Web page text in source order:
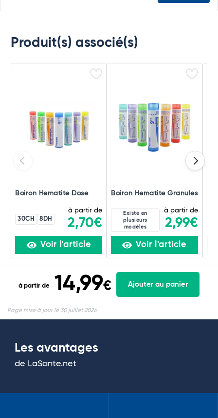
Produit(s) associé(s)
Boiron Hematite Dose
30CH 8DH
à partir de
2,70€
Voir l'article
Boiron Hematite Granules
Existe en
plusieurs
modèles
à partir de
2,99€
Voir l'article
à partir de 14,99€ Ajouter au panier
Page mise à jour le 30 juillet 2026
Les avantages
de LaSante.net